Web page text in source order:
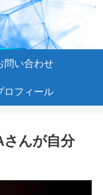
問い合わせ
ロフィール
さんが自分